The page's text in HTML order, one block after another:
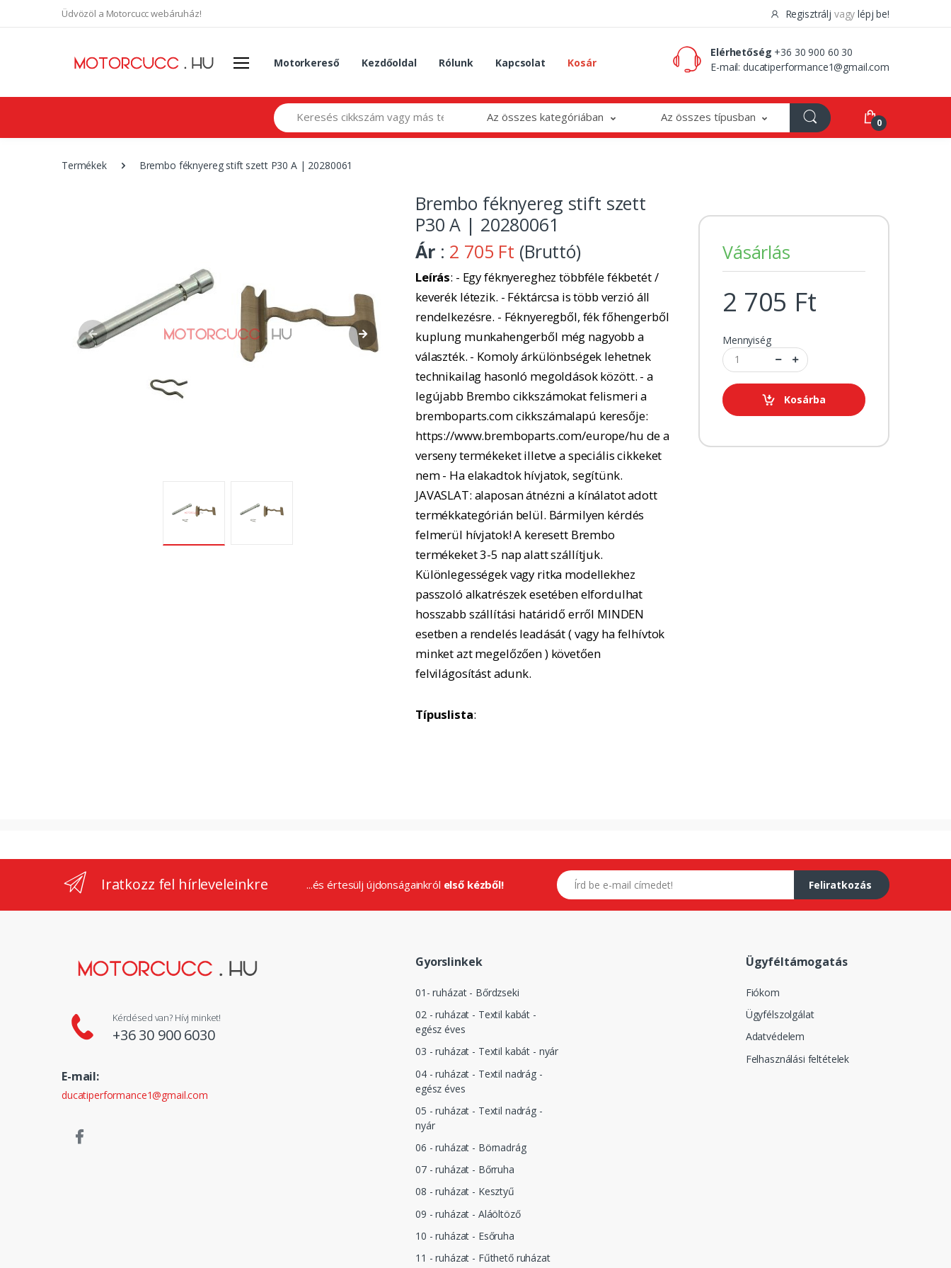
Üdvözöl a Motorcucc webáruház! Regisztrálj vagy lépj be!
Motorkereső Kezdőoldal Rólunk Kapcsolat Kosár
Elérhetőség +36 30 900 60 30
E-mail:ducatiperformance1@gmail.com
Search Az összes kategóriában Az összes típusban 0
Termékek Brembo féknyereg stift szett P30 A | 20280061
Brembo féknyereg stift szett
P30 A | 20280061
Ár : 2 705 Ft (Bruttó)
Leírás: - Egy féknyereghez többféle fékbetét /
keverék létezik. - Féktárcsa is több verzió áll
rendelkezésre. - Féknyeregből, fék főhengerből
kuplung munkahengerből még nagyobb a
választék. - Komoly árkülönbségek lehetnek
technikailag hasonló megoldások között. - a
legújabb Brembo cikkszámokat felismeri a
bremboparts.com cikkszámalapú keresője:
https://www.bremboparts.com/europe/hu de a
verseny termékeket illetve a speciális cikkeket
nem - Ha elakadtok hívjatok, segítünk.
JAVASLAT: alaposan átnézni a kínálatot adott
termékkategórián belül. Bármilyen kérdés
felmerül hívjatok! A keresett Brembo
termékeket 3-5 nap alatt szállítjuk.
Különlegességek vagy ritka modellekhez
passzoló alkatrészek esetében elfordulhat
hosszabb szállítási határidő erről MINDEN
esetben a rendelés leadását ( vagy ha felhívtok
minket azt megelőzően ) követően
felvilágosítást adunk.
Típuslista:
Vásárlás
2 705 Ft
Mennyiség
Kosárba
Iratkozz fel hírleveleinkre ...és értesülj újdonságainkról első kézből!
E-mail címed
Feliratkozás
Kérdésed van? Hívj minket!
+36 30 900 6030
E-mail:
ducatiperformance1@gmail.com
Gyorslinkek
01- ruházat - Bőrdzseki
02 - ruházat - Textil kabát -
egész éves
03 - ruházat - Textil kabát - nyár
04 - ruházat - Textil nadrág -
egész éves
05 - ruházat - Textil nadrág -
nyár
06 - ruházat - Börnadrág
07 - ruházat - Bőrruha
08 - ruházat - Kesztyű
09 - ruházat - Aláöltöző
10 - ruházat - Esőruha
11 - ruházat - Fűthető ruházat
Ügyféltámogatás
Fiókom
Ügyfélszolgálat
Adatvédelem
Felhasználási feltételek